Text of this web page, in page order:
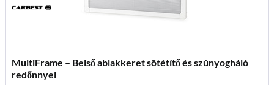
MultiFrame – Belső ablakkeret sötétítő és szúnyogháló
redőnnyel